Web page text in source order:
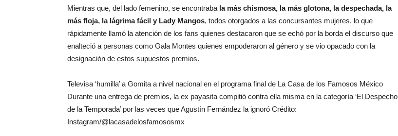
Mientras que, del lado femenino, se encontraba la más chismosa, la más glotona, la despechada, la
más floja, la lágrima fácil y Lady Mangos, todos otorgados a las concursantes mujeres, lo que
rápidamente llamó la atención de los fans quienes destacaron que se echó por la borda el discurso que
enalteció a personas como Gala Montes quienes empoderaron al género y se vio opacado con la
designación de estos supuestos premios.
Televisa ‘humilla’ a Gomita a nivel nacional en el programa final de La Casa de los Famosos México
Durante una entrega de premios, la ex payasita compitió contra ella misma en la categoría ‘El Despecho
de la Temporada’ por las veces que Agustín Fernández la ignoró Crédito:
Instagram/@lacasadelosfamososmx